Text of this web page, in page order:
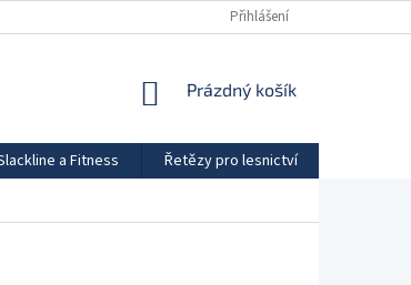
DRUHY LAN MATERIÁLY
Přihlášení
NÁKUPNÍ
Prázdný košík
a Fitness Řetězy pro lesnictví